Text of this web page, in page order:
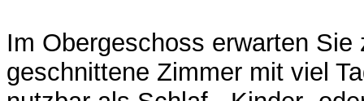
Im Obergeschoss erwarten Sie
geschnittene Zimmer mit viel